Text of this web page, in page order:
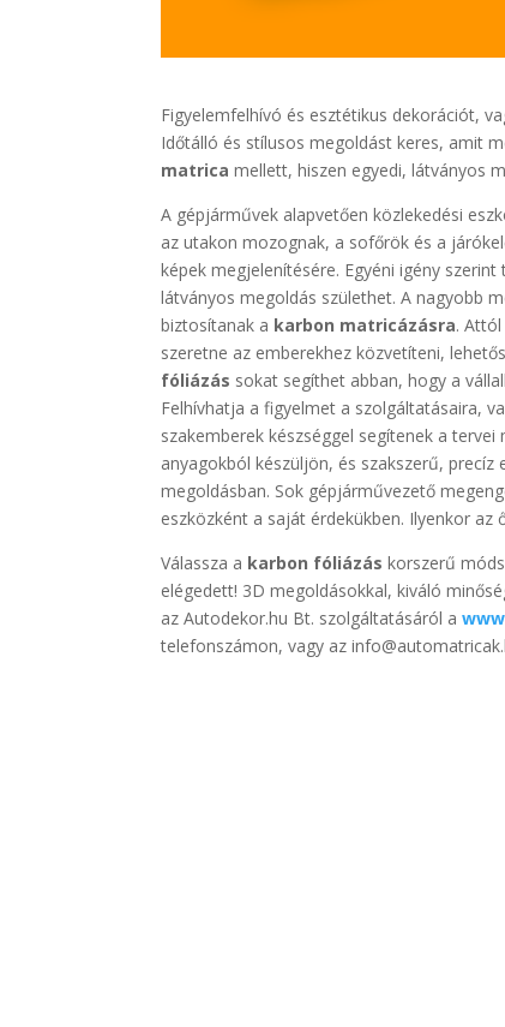
Figyelemfelhívó és esztétikus dekorációt,
Időtálló és stílusos megoldást keres, amit
matrica mellett, hiszen egyedi, látványos
A gépjárművek alapvetően közlekedési
az utakon mozognak, a sofőrök és a
képek megjelenítésére. Egyéni igény
látványos megoldás születhet. A nagyobb
biztosítanak a karbon matricázásra.
szeretne az emberekhez közvetíteni,
fóliázás sokat segíthet abban, hogy a
Felhívhatja a figyelmet a szolgáltatásaira,
szakemberek készséggel segítenek a
anyagokból készüljön, és szakszerű,
megoldásban. Sok gépjárművezető
eszközként a saját érdekükben. Ilyenkor az
Válassza a karbon fóliázás korszerű
elégedett! 3D megoldásokkal, kiváló
az Autodekor.hu Bt. szolgáltatásáról a
telefonszámon, vagy az